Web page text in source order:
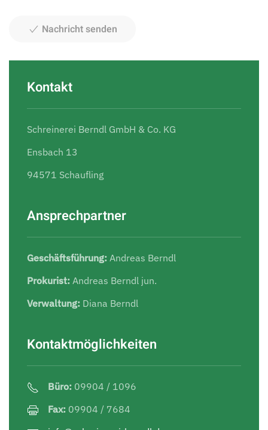
Nachricht senden
Kontakt
Schreinerei Berndl GmbH & Co. KG
Ensbach 13
94571 Schaufling
Ansprechpartner
Geschäftsführung: Andreas Berndl
Prokurist: Andreas Berndl jun.
Verwaltung: Diana Berndl
Kontaktmöglichkeiten
Büro: 09904 / 1096
Fax: 09904 / 7684